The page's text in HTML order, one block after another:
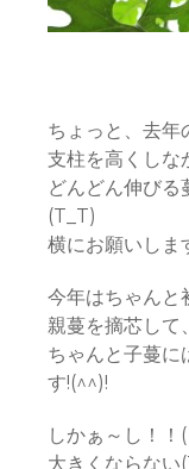
ちょっと、去年
支柱を高くしな
どんどん伸びる
(T_T)
横にお願いしま
今年はちゃんと
親蔓を摘芯して
ちゃんと子蔓に
す!(^^)!
しかぁ～し！
大きくならない